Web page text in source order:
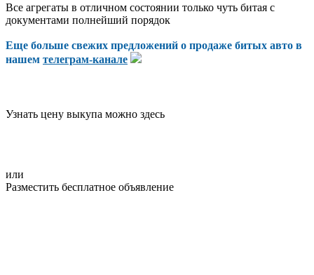
Все агрегаты в отличном состоянии только чуть битая с
документами полнейший порядок
Еще больше свежих предложений о продаже битых авто в
нашем телеграм-канале
Узнать цену выкупа можно здесь
или
Разместить бесплатное объявление